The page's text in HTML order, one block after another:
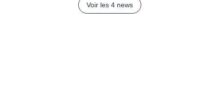
Voir les 4 news